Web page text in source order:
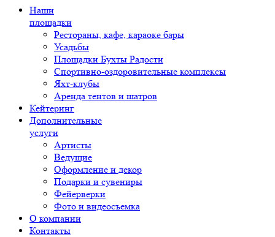
Наши
площадки
Рестораны, кафе, караоке бары
Усадьбы
Площадки Бухты Радости
Спортивно-оздоровительные комплексы
Яхт-клубы
Аренда тентов и шатров
Кейтеринг
Дополнительные
услуги
Артисты
Ведущие
Оформление и декор
Подарки и сувениры
Фейерверки
Фото и видеосъемка
О компании
Контакты